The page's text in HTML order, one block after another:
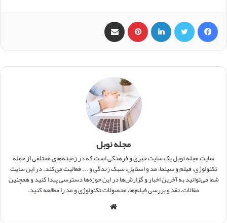
فیس بوک ‫پین‌ترست
مجله نوبل
سایت مجله نوبل یک سایت خبری و فرهنگی است که در زمینه‌های مختلفی از جمله
تکنولوژی، فیلم و سینما، مد و استایل، سبک زندگی و ... فعالیت می‌کند. در این سایت
شما می‌توانید به آخرین اخبار و گزارش‌ها در این حوزه‌ها دسترسی پیدا کنید و همچنین
مقالات، نقد و بررسی فیلم‌ها، محصولات تکنولوژی و مد را مطالعه کنید.